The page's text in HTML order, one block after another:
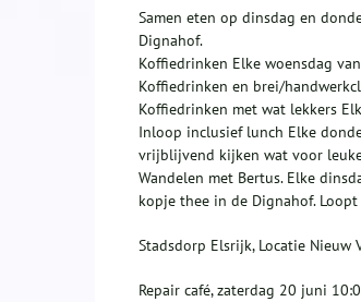
Samen eten op dinsdag en
Dignahof.
Koffiedrinken Elke woensdag
Koffiedrinken en brei/
Koffiedrinken met wat lekkers
Inloop inclusief lunch Elke
vrijblijvend kijken wat voor
Wandelen met Bertus. Elke
kopje thee in de Dignahof.
Stadsdorp Elsrijk, Locatie Nieuw
Repair café, zaterdag 20 juni